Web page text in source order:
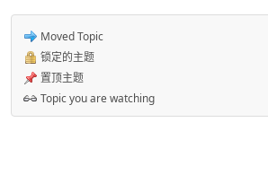
Moved Topic
锁定的主题
置顶主题
Topic you are watching